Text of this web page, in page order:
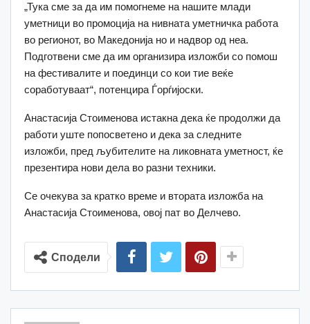
„Тука сме за да им помогнеме на нашите млади
уметници во промоција на нивната уметничка работа
во регионот, во Македонија но и надвор од неа.
Подготвени сме да им организира изложби со помош
на фестивалите и поединци со кои тие веќе
соработуваат“, потенцира Ѓорѓијоски.
Анастасија Стоименова истакна дека ќе продолжи да
работи уште попосветено и дека за следните
изложби, пред љубителите на ликовната уметност, ќе
презентира нови дела во разни техники.
Се очекува за кратко време и втората изложба на
Анастасија Стоименова, овој пат во Делчево.
Сподели